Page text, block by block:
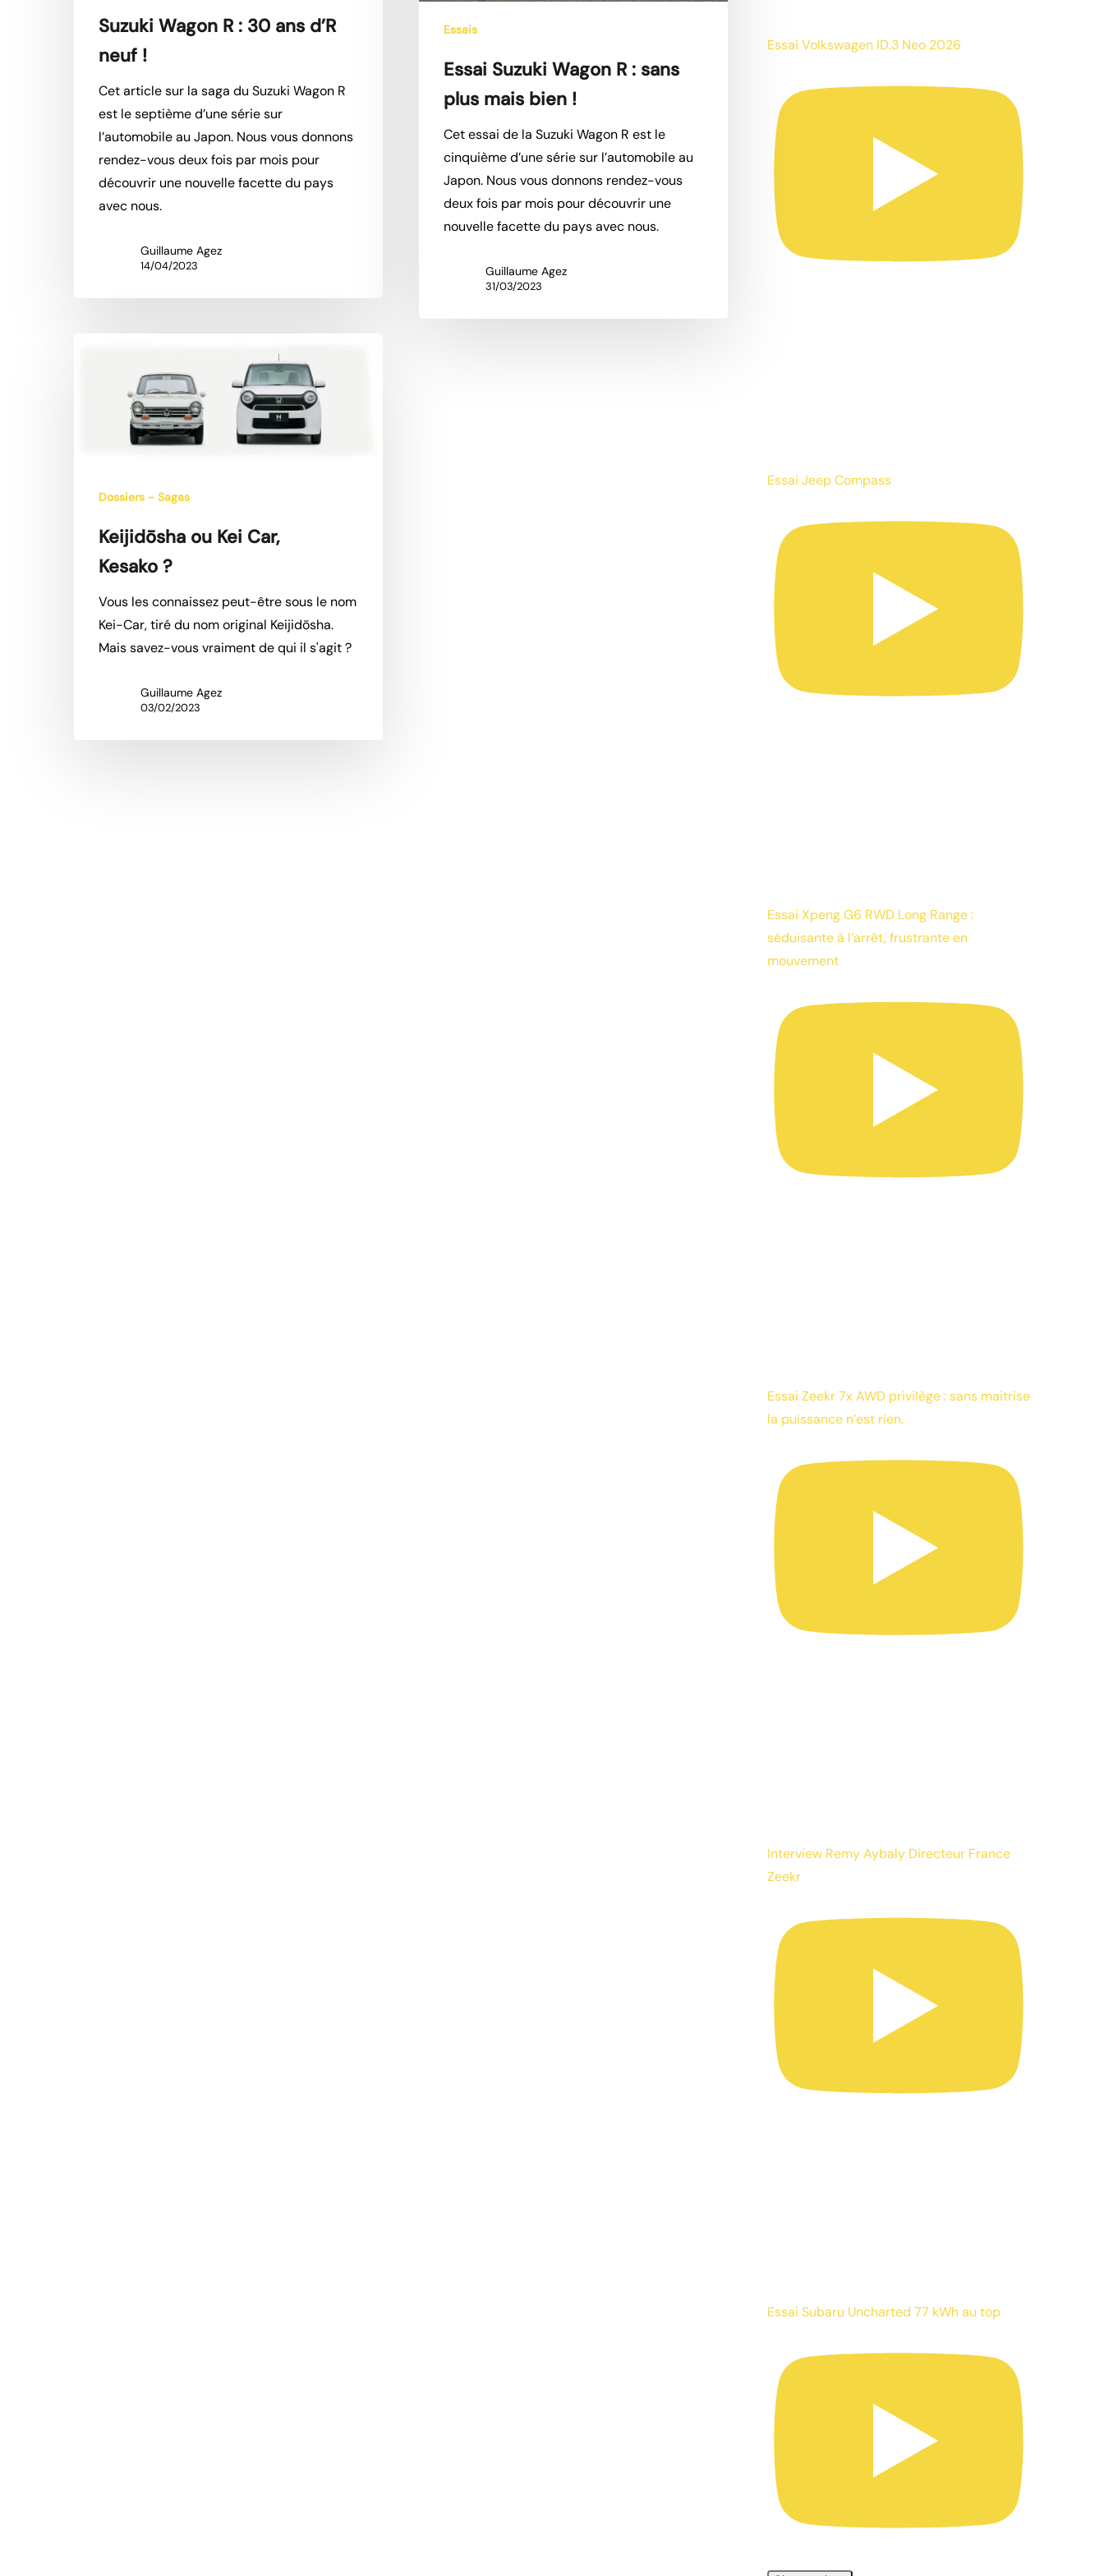
Suzuki Wagon R : 30 ans d’R
neuf !
Cet article sur la saga du Suzuki Wagon R
est le septième d’une série sur
l’automobile au Japon. Nous vous donnons
rendez-vous deux fois par mois pour
découvrir une nouvelle facette du pays
avec nous.
Guillaume Agez
14/04/2023
Essais
Essai Suzuki Wagon R : sans
plus mais bien !
Cet essai de la Suzuki Wagon R est le
cinquième d’une série sur l’automobile au
Japon. Nous vous donnons rendez-vous
deux fois par mois pour découvrir une
nouvelle facette du pays avec nous.
Guillaume Agez
31/03/2023
Dossiers - Sagas
Keijidōsha ou Kei Car,
Kesako ?
Vous les connaissez peut-être sous le nom
Kei-Car, tiré du nom original Keijidōsha.
Mais savez-vous vraiment de qui il s'agit ?
Guillaume Agez
03/02/2023
Essai Volkswagen ID.3 Neo 2026
Essai Jeep Compass
Essai Xpeng G6 RWD Long Range :
séduisante à l’arrêt, frustrante en
mouvement
Essai Zeekr 7x AWD privilège : sans maitrise
la puissance n’est rien.
Interview Remy Aybaly Directeur France
Zeekr
Essai Subaru Uncharted 77 kWh au top